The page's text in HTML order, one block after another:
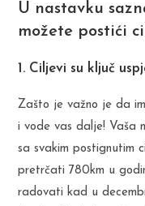
U nastavku
možete postići
1. Ciljevi su ključ
Zašto je važno je da
i vode vas dalje! Vaša
sa svakim postignutim
pretrčati 780km u
radovati kad u